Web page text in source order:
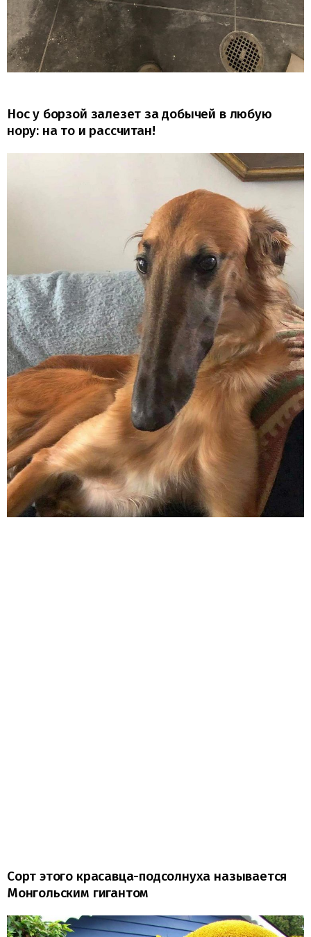
Нос у борзой залезет за добычей в любую
нору: на то и рассчитан!
Сорт этого красавца-подсолнуха называется
Монгольским гигантом